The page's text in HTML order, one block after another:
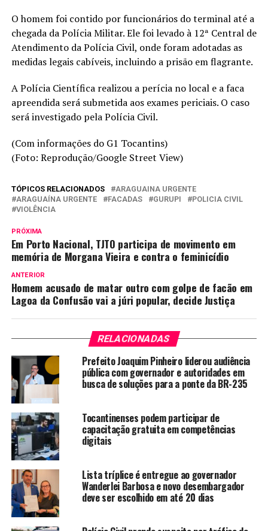
O homem foi contido por funcionários do terminal até a
chegada da Polícia Militar. Ele foi levado à 12ª Central de
Atendimento da Polícia Civil, onde foram adotadas as
medidas legais cabíveis, incluindo a prisão em flagrante.
A Polícia Científica realizou a perícia no local e a faca
apreendida será submetida aos exames periciais. O caso
será investigado pela Polícia Civil.
(Com informações do G1 Tocantins)
(Foto: Reprodução/Google Street View)
TÓPICOS RELACIONADOS
ARAGUAINA URGENTE
ARAGUAÍNA URGENTE
FACADAS GURUPI
POLICIA CIVIL
VIOLÊNCIA
PRÓXIMA
Em Porto Nacional, TJTO participa de movimento em
memória de Morgana Vieira e contra o feminicídio
ANTERIOR
Homem acusado de matar outro com golpe de facão em
Lagoa da Confusão vai a júri popular, decide Justiça
RELACIONADAS
Prefeito Joaquim Pinheiro liderou audiência
pública com governador e autoridades em
busca de soluções para a ponte da BR-235
Tocantinenses podem participar de
capacitação gratuita em competências
digitais
Lista tríplice é entregue ao governador
Wanderlei Barbosa e novo desembargador
deve ser escolhido em até 20 dias